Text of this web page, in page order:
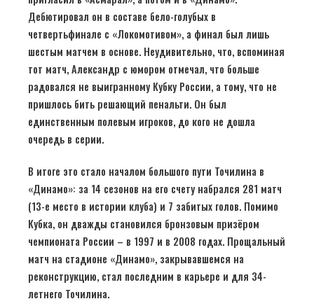
Дебютировал он в составе бело-голубых в
четвертьфинале с «Локомотивом», а финал был лишь
шестым матчем в основе. Неудивительно, что, вспоминая
тот матч, Александр с юмором отмечал, что больше
радовался не выигранному Кубку России, а тому, что не
пришлось бить решающий пенальти. Он был
единственным полевым игроков, до кого не дошла
очередь в серии.
В итоге это стало началом большого пути Точилина в
«Динамо»: за 14 сезонов на его счету набрался 281 матч
(13-е место в истории клуба) и 7 забитых голов. Помимо
Кубка, он дважды становился бронзовым призёром
чемпионата России – в 1997 и в 2008 годах. Прощальный
матч на стадионе «Динамо», закрывавшемся на
реконструкцию, стал последним в карьере и для 34-
летнего Точилина.